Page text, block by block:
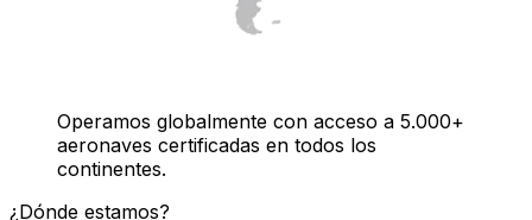
Operamos globalmente con acceso a 5.000+
aeronaves certificadas en todos los
continentes.
¿Dónde estamos?